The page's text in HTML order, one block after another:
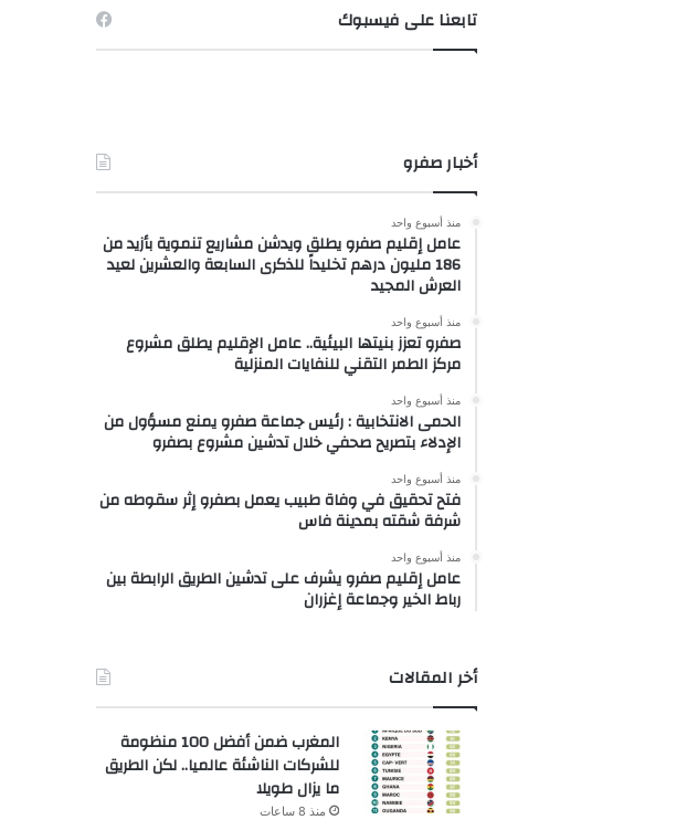
تابعنا على فيسبوك
أخبار صفرو
منذ أسبوع واحد
عامل إقليم صفرو يطلق ويدشن مشاريع تنموية بأزيد من
186 مليون درهم تخليداً للذكرى السابعة والعشرين لعيد
العرش المجيد
منذ أسبوع واحد
صفرو تعزز بنيتها البيئية.. عامل الإقليم يطلق مشروع
مركز الطمر التقني للنفايات المنزلية
منذ أسبوع واحد
الحمى الانتخابية : رئيس جماعة صفرو يمنع مسؤول من
الإدلاء بتصريح صحفي خلال تدشين مشروع بصفرو
منذ أسبوع واحد
فتح تحقيق في وفاة طبيب يعمل بصفرو إثر سقوطه من
شرفة شقته بمدينة فاس
منذ أسبوع واحد
عامل إقليم صفرو يشرف على تدشين الطريق الرابطة بين
رباط الخير وجماعة إغزران
أخر المقالات
المغرب ضمن أفضل 100 منظومة
للشركات الناشئة عالميا.. لكن الطريق
ما يزال طويلا
منذ 8 ساعات